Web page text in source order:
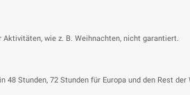
wie z. B. Weihnachten, nicht garantiert.
Stunden, 72 Stunden für Europa und den Rest der